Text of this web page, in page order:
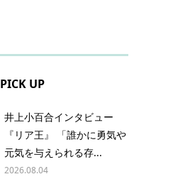
PICK UP
井上小百合インタビュー
『リア王』 「誰かに勇気や
元気を与えられる存...
2026.08.04